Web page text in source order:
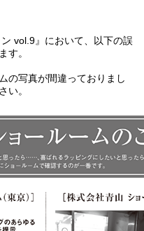
vol.9』において、以下の誤
す。
の写真が間違っておりまし
い。